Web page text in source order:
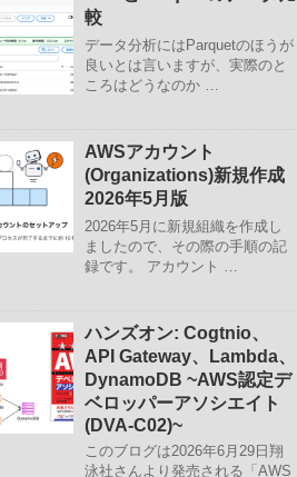
較
データ分析にはParquetのほうが
良いとは言いますが、実際のと
ころはどうなのか …
AWSアカウント
(Organizations)新規作成
2026年5月版
2026年5月に新規組織を作成し
ましたので、その際の手順の記
録です。 アカウント …
ハンズオン: Cogtnio、
API Gateway、Lambda、
DynamoDB ~AWS認定デ
ベロッパーアソシエイト
(DVA-C02)~
このブログは2026年6月29日翔
泳社さんより発売される「AWS